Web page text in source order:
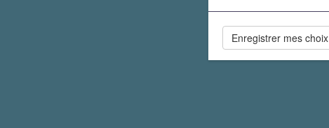
Enregistrer mes choix